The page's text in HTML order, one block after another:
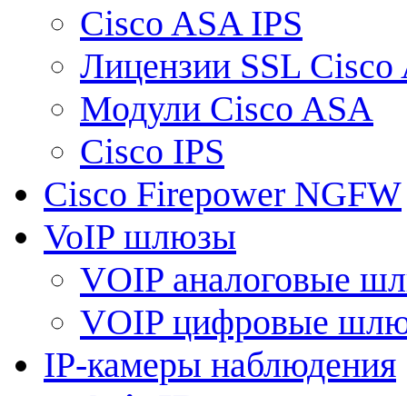
Cisco ASA IPS
Лицензии SSL Cisco
Модули Cisco ASA
Cisco IPS
Cisco Firepower NGFW
VoIP шлюзы
VOIP аналоговые
VOIP цифровые
IP-камеры наблюдения